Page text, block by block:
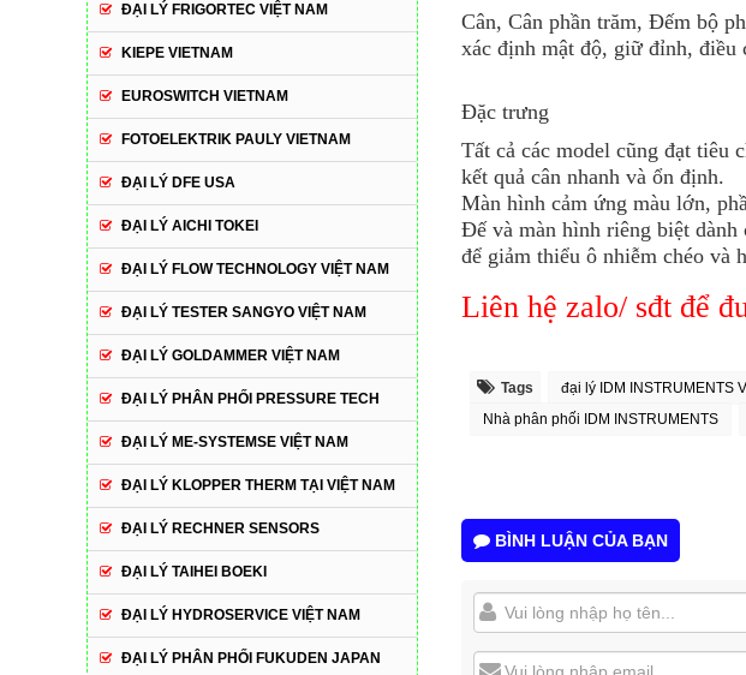
Cân, Cân phần trăm, Đếm bộ
xác định mật độ, giữ đỉnh, điều
Đặc trưng
Tất cả các model cũng đạt
kết quả cân nhanh và ổn định.
Màn hình cảm ứng màu lớn,
Đế và màn hình riêng biệt
để giảm thiểu ô nhiễm chéo và
Liên hệ zalo/ sđt để
Tags đại lý IDM INSTRUMENTS
Nhà phân phối IDM INSTRUMENTS
BÌNH LUẬN CỦA BẠN
ĐẠI LÝ FRIGORTEC VIỆT NAM
KIEPE VIETNAM
EUROSWITCH VIETNAM
FOTOELEKTRIK PAULY VIETNAM
ĐẠI LÝ DFE USA
ĐẠI LÝ AICHI TOKEI
ĐẠI LÝ FLOW TECHNOLOGY VIỆT NAM
ĐẠI LÝ TESTER SANGYO VIỆT NAM
ĐẠI LÝ GOLDAMMER VIỆT NAM
ĐẠI LÝ PHÂN PHỐI PRESSURE TECH
ĐẠI LÝ ME-SYSTEMSE VIỆT NAM
ĐẠI LÝ KLOPPER THERM TẠI VIỆT NAM
ĐẠI LÝ RECHNER SENSORS
ĐẠI LÝ TAIHEI BOEKI
ĐẠI LÝ HYDROSERVICE VIỆT NAM
ĐẠI LÝ PHÂN PHỐI FUKUDEN JAPAN